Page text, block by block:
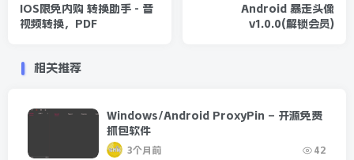
IOS限免内购 转换助手 - 音
视频转换，PDF
Android 暴走头像
v1.0.0(解锁会员)
相关推荐
Windows/Android ProxyPin – 开源免费
抓包软件
3个月前 42